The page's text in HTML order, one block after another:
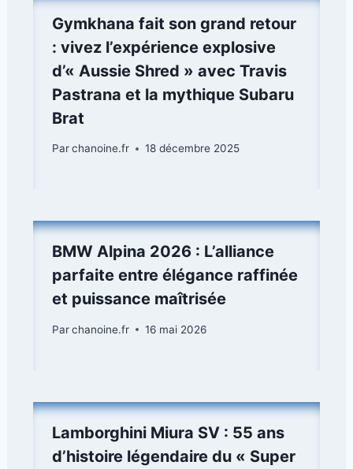
Gymkhana fait son grand retour
: vivez l’expérience explosive
d’« Aussie Shred » avec Travis
Pastrana et la mythique Subaru
Brat
Parchanoine.fr 18 décembre 2025
BMW Alpina 2026 : L’alliance
parfaite entre élégance raffinée
et puissance maîtrisée
Parchanoine.fr 16 mai 2026
Lamborghini Miura SV : 55 ans
d’histoire légendaire du « Super